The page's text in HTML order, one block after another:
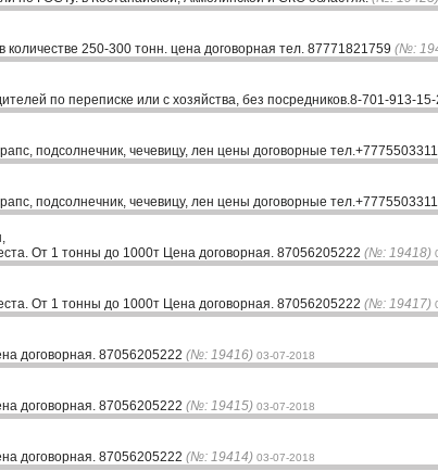
250-300 тонн. цена договорная тел. 87771821759 (№:
по переписке или с хозяйства, без посредников.8-701-913-
подсолнечник, чечевицу, лен цены договорные
подсолнечник, чечевицу, лен цены договорные
От 1 тонны до 1000т Цена договорная. 87056205222 (№: 19418)
От 1 тонны до 1000т Цена договорная. 87056205222 (№: 19417)
договорная. 87056205222 (№: 19416) 03-07-2018
договорная. 87056205222 (№: 19415) 03-07-2018
договорная. 87056205222 (№: 19414) 03-07-2018